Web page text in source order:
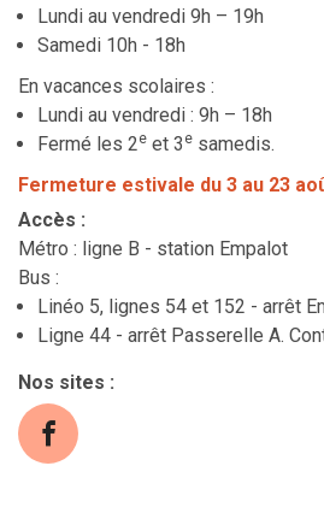
Lundi au vendredi 9h – 19h
Samedi 10h - 18h
En vacances scolaires :
Lundi au vendredi : 9h – 18h
Fermé les 2e et 3 e samedis.
Fermeture estivale du 3 au 23
Accès :
Métro : ligne B - station Empalot
Bus :
Linéo 5, lignes 54 et 152 - arrêt
Ligne 44 - arrêt Passerelle A.
Nos sites :
Facebook (s'ouvre dans